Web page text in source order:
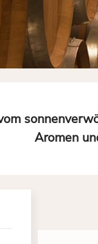
Aromen